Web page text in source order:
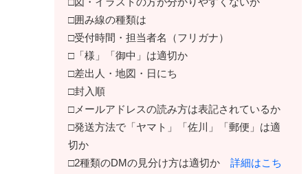
□囲み線の種類は
□受付時間・担当者名（フリガナ）
□「様」「御中」は適切か
□差出人・地図・日にち
□封入順
□メールアドレスの読み方は表記されているか
□発送方法で「ヤマト」「佐川」「郵便」は適
切か
□2種類のDMの見分け方は適切か 詳細はこち